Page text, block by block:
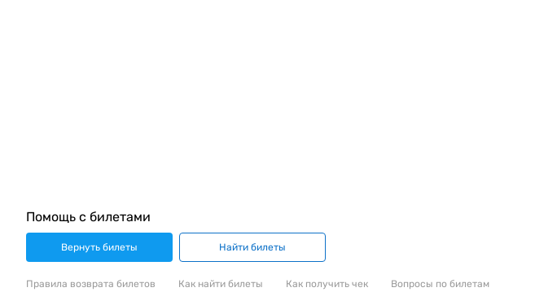
Помощь с билетами
Вернуть билеты Найти билеты
Правила возврата билетов Как найти билеты Как получить чек Вопросы по билетам